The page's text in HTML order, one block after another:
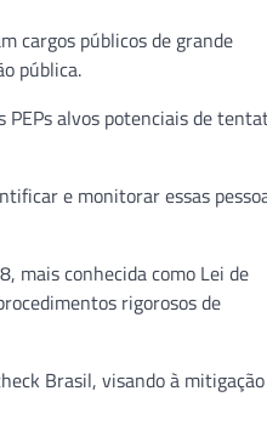
cargos públicos de grande
pública.
PEPs alvos potenciais de
e monitorar essas
mais conhecida como Lei de
rigorosos de
Brasil, visando à